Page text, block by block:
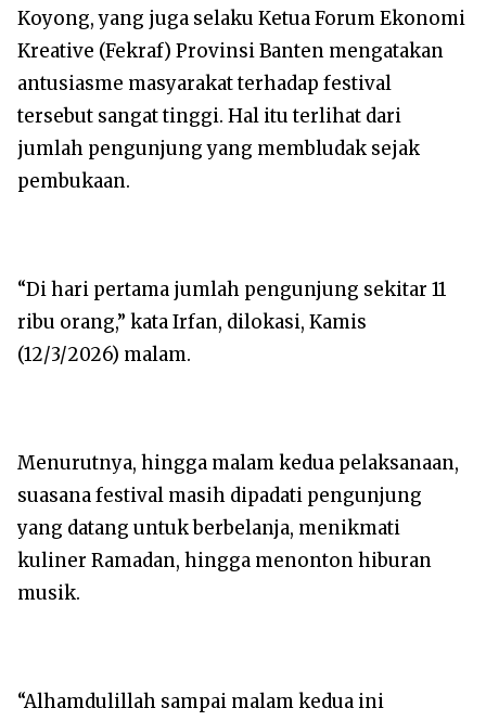
Koyong, yang juga selaku Ketua Forum Ekonomi
Kreative (Fekraf) Provinsi Banten mengatakan
antusiasme masyarakat terhadap festival
tersebut sangat tinggi. Hal itu terlihat dari
jumlah pengunjung yang membludak sejak
pembukaan.
“Di hari pertama jumlah pengunjung sekitar 11
ribu orang,” kata Irfan, dilokasi, Kamis
(12/3/2026) malam.
Menurutnya, hingga malam kedua pelaksanaan,
suasana festival masih dipadati pengunjung
yang datang untuk berbelanja, menikmati
kuliner Ramadan, hingga menonton hiburan
musik.
“Alhamdulillah sampai malam kedua ini